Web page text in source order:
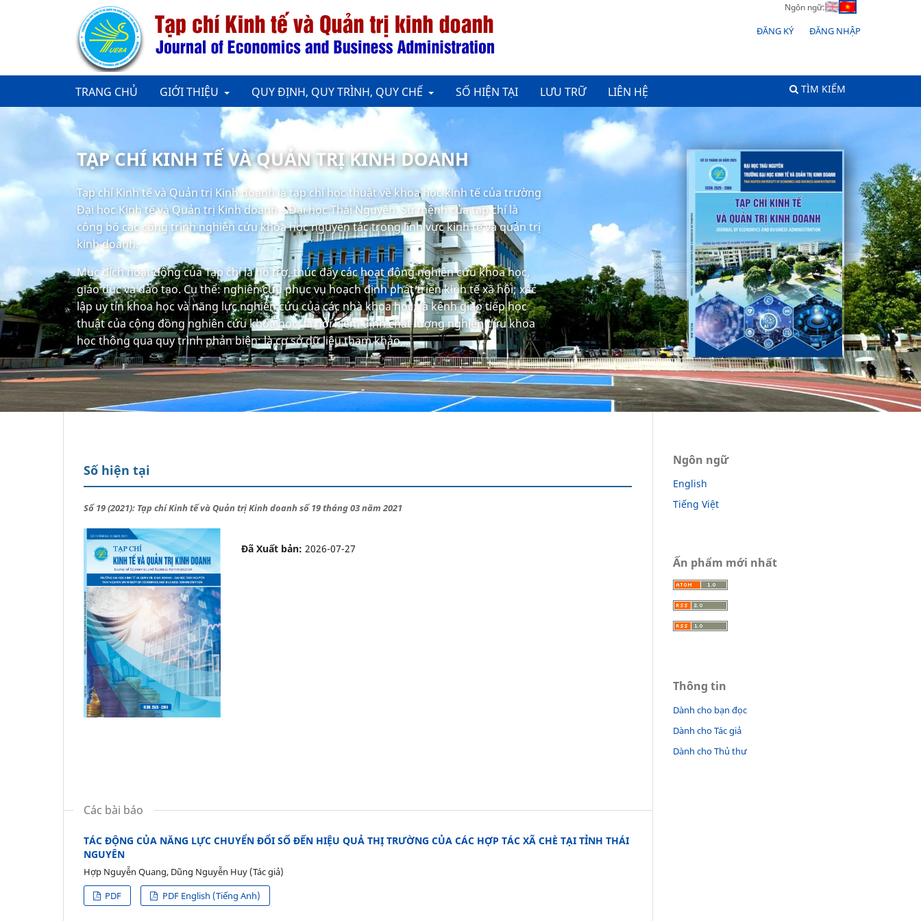
Ngôn ngữ:
TRANG CHỦ GIỚI THIỆU QUY ĐỊNH, QUY TRÌNH, QUY CHẾ SỐ HIỆN TẠI LƯU TRỮ LIÊN HỆ TÌM KIẾM
ĐĂNG KÝ ĐĂNG NHẬP
TẠP CHÍ KINH TẾ VÀ QUẢN TRỊ KINH DOANH
Tạp chí Kinh tế và Quản trị Kinh doanh là tạp chí học thuật về khoa học kinh tế của trường
Đại học Kinh tế và Quản trị Kinh doanh – Đại học Thái Nguyên. Sứ mệnh của tạp chí là
công bố các công trình nghiên cứu khoa học nguyên tác trong lĩnh vực kinh tế và quản trị
kinh doanh.
Mục đích hoạt động của Tạp chí là hỗ trợ, thúc đẩy các hoạt động nghiên cứu khoa học,
giáo dục và đào tạo. Cụ thể: nghiên cứu phục vụ hoạch định phát triển kinh tế xã hội; xác
lập uy tín khoa học và năng lực nghiên cứu của các nhà khoa học; là kênh giao tiếp học
thuật của cộng đồng nghiên cứu khoa học; là nơi kiểm định chất lượng nghiên cứu khoa
học thông qua quy trình phản biện; là cơ sở dữ liệu tham khảo,...
Số hiện tại
Số 19 (2021): Tạp chí Kinh tế và Quản trị Kinh doanh số 19 tháng 03 năm 2021
Đã Xuất bản: 2026-07-27
Các bài báo
TÁC ĐỘNG CỦA NĂNG LỰC CHUYỂN ĐỔI SỐ ĐẾN HIỆU QUẢ THỊ TRƯỜNG CỦA CÁC HỢP TÁC XÃ CHÈ TẠI TỈNH THÁI
NGUYÊN
Hợp Nguyễn Quang, Dũng Nguyễn Huy (Tác giả)
PDF
PDF English (Tiếng Anh)
Ngôn ngữ
English
Tiếng Việt
Ấn phẩm mới nhất
Thông tin
Dành cho bạn đọc
Dành cho Tác giả
Dành cho Thủ thư